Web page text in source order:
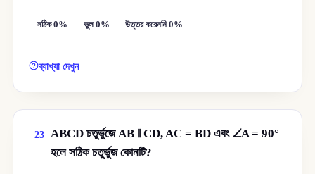
সঠিক 0% ভুল 0% উত্তর করেননি 0%
ব্যাখ্যা দেখুন
23
ABCD চতুর্ভুজে AB ∥ CD, AC = BD এবং ∠A = 90°
হলে সঠিক চতুর্ভুজ কোনটি?